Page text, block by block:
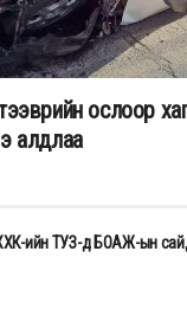
ослоор
алдлаа
ийн ТУЗ-д БОАЖ-ын